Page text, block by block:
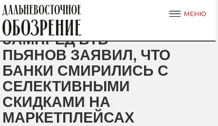
ЗАМПРЕД ВТБ
ПЬЯНОВ ЗАЯВИЛ, ЧТО
БАНКИ СМИРИЛИСЬ С
СЕЛЕКТИВНЫМИ
СКИДКАМИ НА
МАРКЕТПЛЕЙСАХ